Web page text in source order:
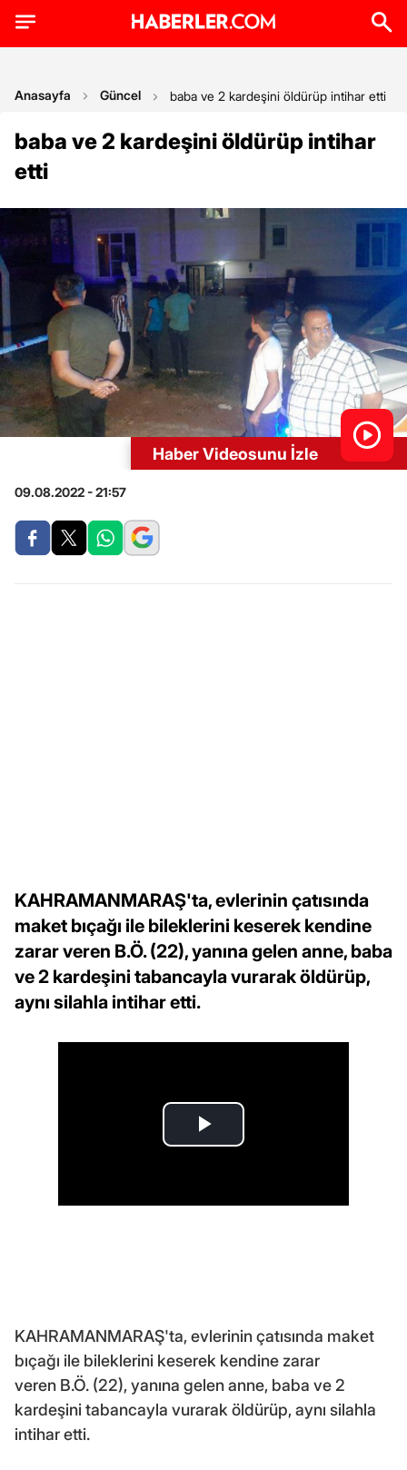
Anasayfa Güncel baba ve 2 kardeşini öldürüp intihar etti
baba ve 2 kardeşini öldürüp intihar
etti
Haber Videosunu İzle
09.08.2022 - 21:57
KAHRAMANMARAŞ'ta, evlerinin çatısında
maket bıçağı ile bileklerini keserek kendine
zarar veren B.Ö. (22), yanına gelen anne, baba
ve 2 kardeşini tabancayla vurarak öldürüp,
aynı silahla intihar etti.
KAHRAMANMARAŞ'ta, evlerinin çatısında maket
bıçağı ile bileklerini keserek kendine zarar
veren B.Ö. (22), yanına gelen anne, baba ve 2
kardeşini tabancayla vurarak öldürüp, aynı silahla
intihar etti.